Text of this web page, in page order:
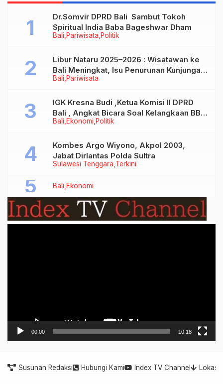
Bali Pariwisata Politik
Dr.Somvir DPRD Bali Sambut Tokoh
Spiritual India Baba Bageshwar Dham
Bali Pariwisata
Libur Nataru 2025–2026 : Wisatawan ke
Bali Meningkat, Isu Penurunan Kunjungan
Tidak Benar
Bali Ekonomi Politik
IGK Kresna Budi ,Ketua Komisi II DPRD
Bali , Angkat Bicara Soal Kelangkaan BBM
Bersubsidi Jenis Solar
Sulawesi Tenggara Terkini
Kombes Argo Wiyono, Akpol 2003,
Jabat Dirlantas Polda Sultra
Bali Ekonomi
00:00 10:18
Susunan Redaksi Hubungi Kami Index TV Channel Lokasi